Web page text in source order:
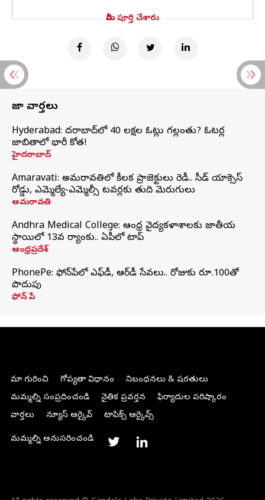
మీరు పూర్తి చేశారు
తాజా వార్తలు
Hyderabad: హైదరాబాద్‌లో 40 లక్షల ఓట్లు గల్లంతు? ఓటర్ల
జాబితాలో భారీ కోత!
హైదరాబాద్
Amaravati: అమరావతిలో కీలక ప్రాజెక్టులు రెడీ.. సీడ్‌ యాక్సెస్‌
రోడ్డు, ఎమ్మెల్యే-ఎమ్మెల్సీ టవర్లకు తుది మెరుగులు
అమరావతి
Andhra Medical College: ఆంధ్ర వైద్యకళాశాలకు జాతీయ
స్థాయిలో 13వ ర్యాంకు.. ఏపీలో టాప్
ఆంధ్రప్రదేశ్
PhonePe: ఫోన్‌పేలో ఎఫ్‌డీ, ఆర్‌డీ సేవలు.. రోజుకు రూ.100తో
పొదుపు
ఫోన్‌ పే
మా గురించి గోప్యతా విధానం
నిబంధనలు & షరతులు
మమ్మల్ని సంప్రదించండి
నైతిక ప్రవర్తన
ఫిర్యాదుల పరిష్కారం
వార్తలు
న్యూస్ ఆర్కైవ్ టాపిక్స్ ఆర్కైవ్స్
మమ్మల్ని అనుసరించండి